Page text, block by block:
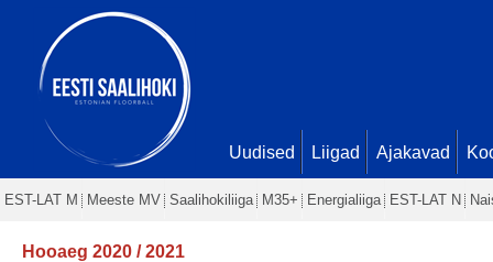
Uudised Liigad Ajakavad
EST-LAT M Meeste MV Saalihokiliiga M35+ Energialiiga EST-LAT N
Hooaeg 2020 / 2021